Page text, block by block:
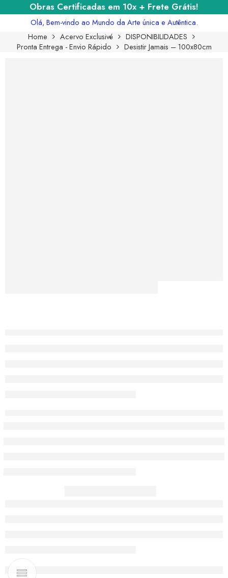
Obras Certificadas em 10x + Frete Grátis!
Olá, Bem-vindo ao Mundo da Arte única e Autêntica.
Home
Acervo Exclusivé
DISPONIBILIDADES
Pronta Entrega - Envio Rápido
Desistir Jamais – 100x80cm